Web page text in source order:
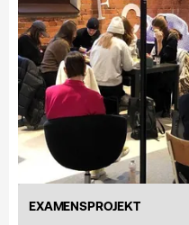
EXAMENSPROJEKT